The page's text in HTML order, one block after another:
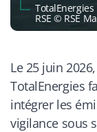
RSE © RSE
Le 25 juin
TotalEnergies
intégrer les
vigilance sous